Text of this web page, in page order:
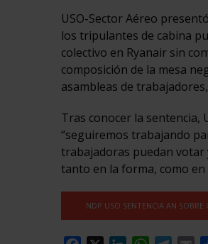
USO-Sector Aéreo
los tripulantes de cabina
colectivo en Ryanair sin
composición de la mesa
asambleas de
Tras conocer la sentencia,
“seguiremos trabajando
trabajadoras puedan votar
tanto en la forma, como en
NDP USO SENTENCIA AN